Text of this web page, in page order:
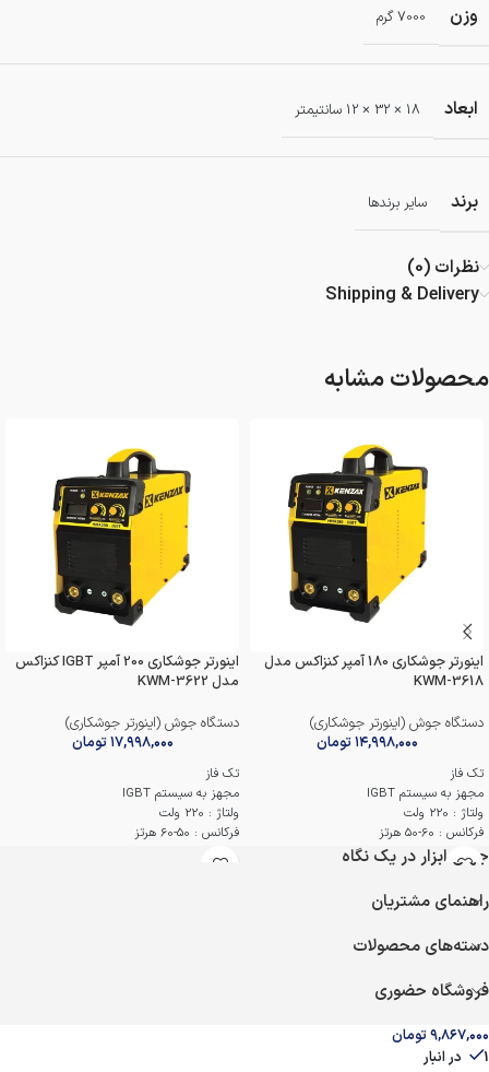
وزن
7000 گرم
ابعاد 18 × 32 × 12 سانتیمتر
برند سایر برندها
نظرات (0)
Shipping & Delivery
محصولات مشابه
اینورتر جوشکاری 180 آمپر کنزاکس مدل
KWM-3618
دستگاه جوش (اینورتر جوشکاری)
۱۴,۹۹۸,۰۰۰تومان
تک فاز
مجهز به سیستم IGBT
ولتاژ : 220 ولت
فرکانس : 60-50 هرتز
جریان ورودی اسمی : 32.6 آمپر
جریان خروجی : 30 تا 180 آمپر
درجه محافظت : IP21S
اقلام همراه : فرچه ، ماسک ، انبر اتصال /
گارانتی 12 ماهه کنزاکس
اینورتر جوشکاری 200 آمپر IGBT کنزاکس
مدل KWM-3622
دستگاه جوش (اینورتر جوشکاری)
۱۷,۹۹۸,۰۰۰تومان
تک فاز
مجهز به سیستم IGBT
ولتاژ : 220 ولت
فرکانس : 50-60 هرتز
جهان ابزار در یک نگاه
راهنمای مشتریان
دسته‌های محصولات
فروشگاه حضوری
۹,۸۶۷,۰۰۰تومان
1 در انبار